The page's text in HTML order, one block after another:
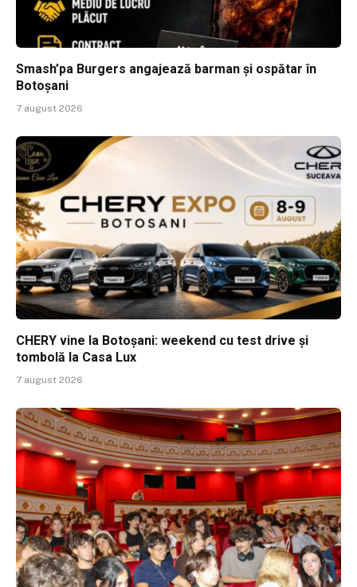
Smash’pa Burgers angajează barman și ospătar în
Botoșani
7 august 2026
CHERY vine la Botoșani: weekend cu test drive și
tombolă la Casa Lux
7 august 2026